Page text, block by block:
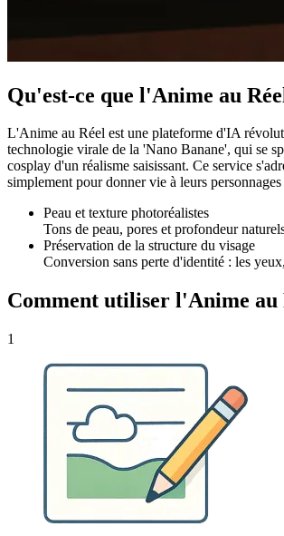
Qu'est-ce que l'Anime au
L'Anime au Réel est une plateforme d'IA
technologie virale de la 'Nano Banane', qui se
cosplay d'un réalisme saisissant. Ce service
simplement pour donner vie à leurs
Peau et texture photoréalistes
Tons de peau, pores et profondeur
Préservation de la structure du visage
Conversion sans perte d'identité : les
Comment utiliser l'Anime au
1